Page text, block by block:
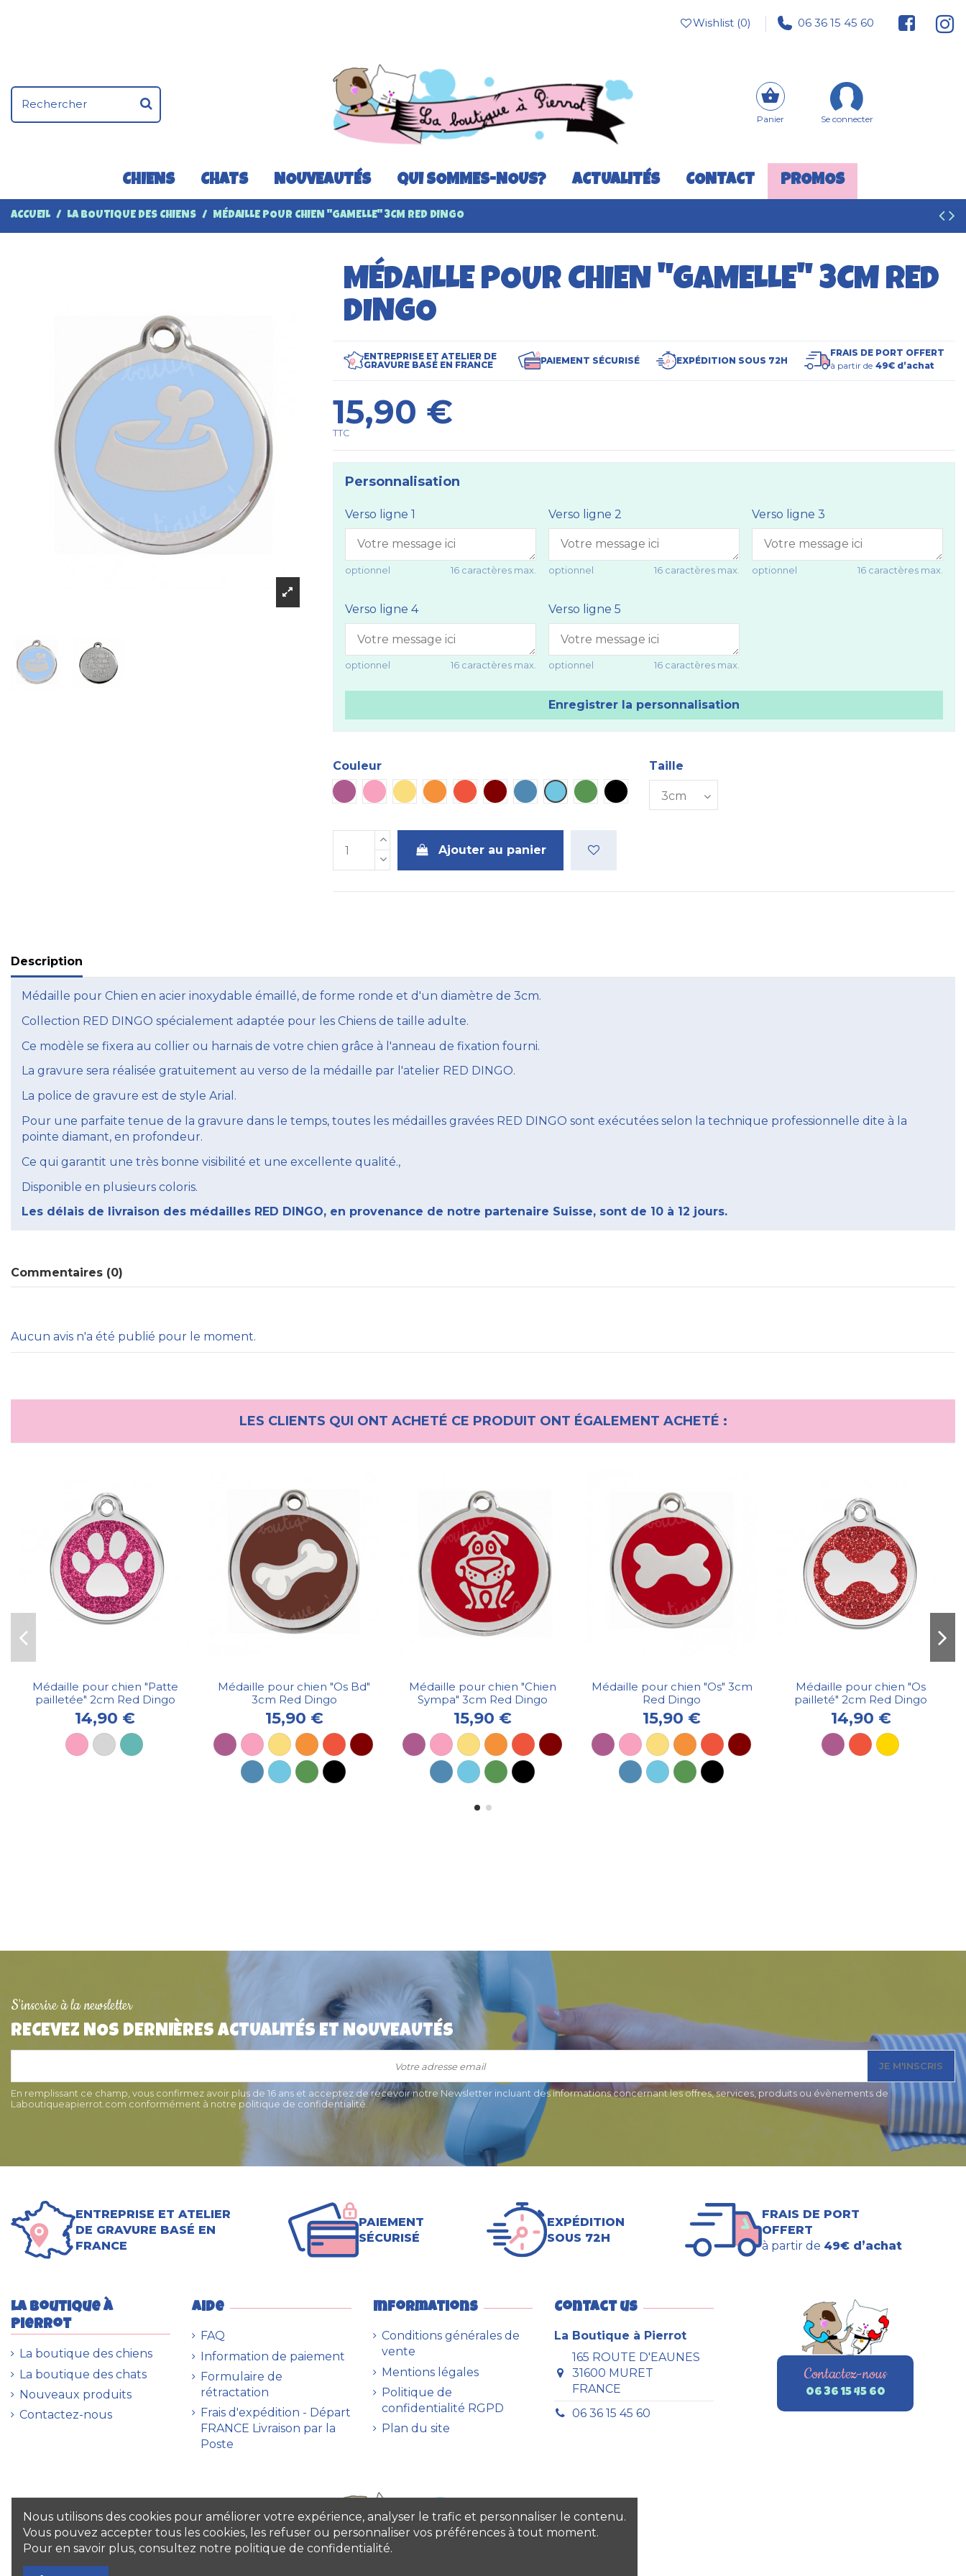
Wishlist (0) 06 36 15 45 60
Panier Se connecter
CHIENS CHATS NOUVEAUTÉS QUI SOMMES-NOUS? ACTUALITÉS CONTACT PROMOS
ACCUEIL LA BOUTIQUE DES CHIENS MÉDAILLE POUR CHIEN "GAMELLE" 3CM RED DINGO
MÉDAILLE POUR CHIEN "GAMELLE" 3CM RED
DINGO
ENTREPRISE ET ATELIER DE
GRAVURE BASÉ EN FRANCE
PAIEMENT SÉCURISÉ EXPÉDITION SOUS 72H
FRAIS DE PORT OFFERT
à partir de 49€ d’achat
15,90 €
TTC
Personnalisation
Verso ligne 1
optionnel 16 caractères max.
Verso ligne 2
optionnel 16 caractères max.
Verso ligne 3
optionnel 16 caractères max.
Verso ligne 4
optionnel 16 caractères max.
Verso ligne 5
optionnel 16 caractères max.
Enregistrer la personnalisation
Couleur
Violet
Rose Jaune OrangeRouge MarronBleu Bleu ciel
Vert Noir
Taille
Ajouter au panier
Description
Médaille pour Chien en acier inoxydable émaillé, de forme ronde et d'un diamètre de 3cm.
Collection RED DINGO spécialement adaptée pour les Chiens de taille adulte.
Ce modèle se fixera au collier ou harnais de votre chien grâce à l'anneau de fixation fourni.
La gravure sera réalisée gratuitement au verso de la médaille par l'atelier RED DINGO.
La police de gravure est de style Arial.
Pour une parfaite tenue de la gravure dans le temps, toutes les médailles gravées RED DINGO sont exécutées selon la technique professionnelle dite à la
pointe diamant, en profondeur.
Ce qui garantit une très bonne visibilité et une excellente qualité.,
Disponible en plusieurs coloris.
Les délais de livraison des médailles RED DINGO, en provenance de notre partenaire Suisse, sont de 10 à 12 jours.
Commentaires (0)
Aucun avis n'a été publié pour le moment.
LES CLIENTS QUI ONT ACHETÉ CE PRODUIT ONT ÉGALEMENT ACHETÉ :
Médaille pour chien "Patte
pailletée" 2cm Red Dingo
14,90 €
Médaille pour chien "Os Bd"
3cm Red Dingo
15,90 €
Médaille pour chien "Chien
Sympa" 3cm Red Dingo
15,90 €
Médaille pour chien "Os" 3cm
Red Dingo
15,90 €
Médaille pour chien "Os
pailleté" 2cm Red Dingo
14,90 €
Médaille pour chien "Chien
Médaille pour chien "Niche"
Médaille pour chien "Patte
relief" 3 cm
11,50 €
S'inscrire à la newsletter
RECEVEZ NOS DERNIÈRES ACTUALITÉS ET NOUVEAUTÉS
JE M'INSCRIS
En remplissant ce champ, vous confirmez avoir plus de 16 ans et acceptez de recevoir notre Newsletter incluant des informations concernant les offres, services, produits ou évènements de
Laboutiqueapierrot.com conformément à notre politique de confidentialité.
ENTREPRISE ET ATELIER
DE GRAVURE BASÉ EN
FRANCE
PAIEMENT
SÉCURISÉ
EXPÉDITION
SOUS 72H
FRAIS DE PORT
OFFERT
à partir de 49€ d’achat
La boutique à
Pierrot
La boutique des chiens
La boutique des chats
Nouveaux produits
Contactez-nous
Aide
FAQ
Information de paiement
Formulaire de
rétractation
Frais d'expédition - Départ
FRANCE Livraison par la
Poste
Informations
Conditions générales de
vente
Mentions légales
Politique de
confidentialité RGPD
Plan du site
Contact us
La Boutique à Pierrot
165 ROUTE D'EAUNES
31600 MURET
FRANCE
06 36 15 45 60
Contactez-nous
06 36 15 45 60
Nous utilisons des cookies pour améliorer votre expérience, analyser le trafic et personnaliser le contenu.
Vous pouvez accepter tous les cookies, les refuser ou personnaliser vos préférences à tout moment.
Pour en savoir plus, consultez notre politique de confidentialité.